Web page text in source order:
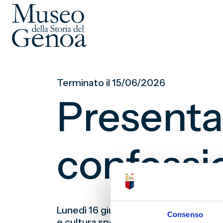
Consenso
Terminato il 15/06/2026
Lunedì 16 giugno 2026 alle ore